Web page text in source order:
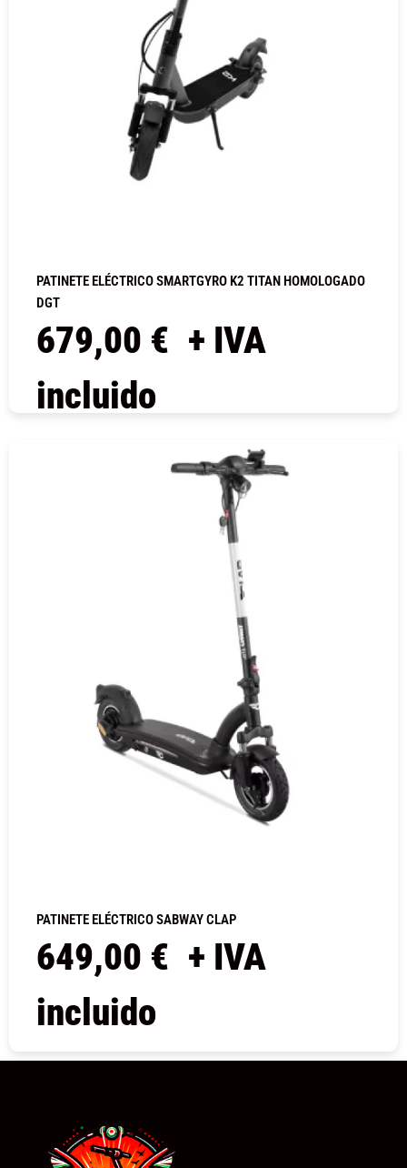
PATINETE ELÉCTRICO SMARTGYRO K2 TITAN HOMOLOGADO
DGT
679,00 € + IVA
incluido
PATINETE ELÉCTRICO SABWAY CLAP
649,00 € + IVA
incluido